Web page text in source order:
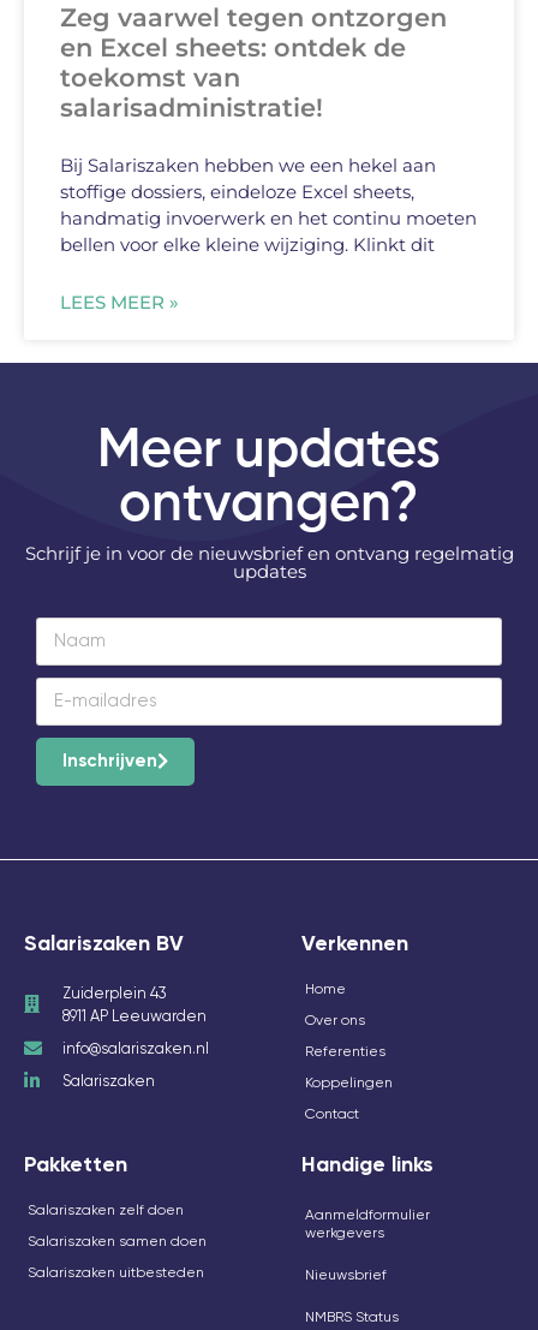
Zeg vaarwel tegen ontzorgen
en Excel sheets: ontdek de
toekomst van
salarisadministratie!
Bij Salariszaken hebben we een hekel aan
stoffige dossiers, eindeloze Excel sheets,
handmatig invoerwerk en het continu moeten
bellen voor elke kleine wijziging. Klinkt dit
LEES MEER »
Meer updates
ontvangen?
Schrijf je in voor de nieuwsbrief en ontvang regelmatig
updates
Inschrijven
Salariszaken BV
Zuiderplein 43
8911 AP Leeuwarden
info@salariszaken.nl
Salariszaken
Verkennen
Home
Over ons
Referenties
Koppelingen
Contact
Pakketten
Salariszaken zelf doen
Salariszaken samen doen
Salariszaken uitbesteden
Handige links
Aanmeldformulier
werkgevers
Nieuwsbrief
NMBRS Status